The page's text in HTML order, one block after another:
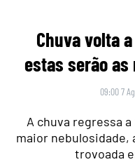
Chuva volta
estas serão as
09:00 7
A chuva regressa
maior nebulosidade,
trovoada